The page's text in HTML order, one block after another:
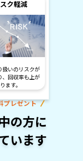
ク軽減
扱いのリスクが
回収率も上が
ります。
プレゼント
の方に
います